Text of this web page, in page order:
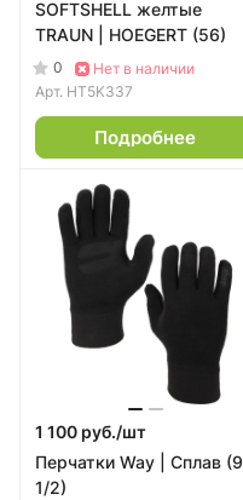
SOFTSHELL желтые
TRAUN | HOEGERT (56)
0
Нет в наличии
Арт. HT5K337
Подробнее
1 100 руб./шт
Перчатки Way | Сплав (9
1/2)